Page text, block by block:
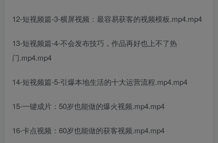
12-短视频篇-3-横屏视频：最容易获客的视频模板.mp4.mp4
13-短视频篇-4-不会发布技巧，作品再好也上不了热
门.mp4.mp4
14-短视频篇-5-引爆本地生活的十大运营流程.mp4.mp4
15-一键成片：50岁也能做的爆火视频.mp4.mp4
16-卡点视频：60岁也能做的获客视频.mp4.mp4